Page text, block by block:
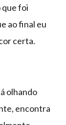
que foi
ao final eu
certa.
olhando
encontra